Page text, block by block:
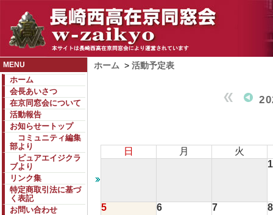
MENU
ホーム
会長あいさつ
在京同窓会について
活動報告
お知らせートップ
コミュニティ編集
部より
ピュアエイジクラ
ブより
リンク集
特定商取引法に基づ
く表記
お問い合わせ
ホーム > 活動予定表
日 月
火
1
5 6 7 8